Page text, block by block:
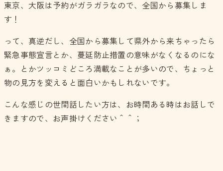
東京、大阪は予約がガラガラなので、全国から募集しま
す！
って、真逆だし、全国から募集して県外から来ちゃったら
緊急事態宣言とか、蔓延防止措置の意味がなくなるのにな
ぁ。とかツッコミどころ満載なことが多いので、ちょっと
物の見方を変えると面白いかもしれないです。
こんな感じの世間話したい方は、お時間ある時はお話しで
きますので、お声掛けください＾＾；